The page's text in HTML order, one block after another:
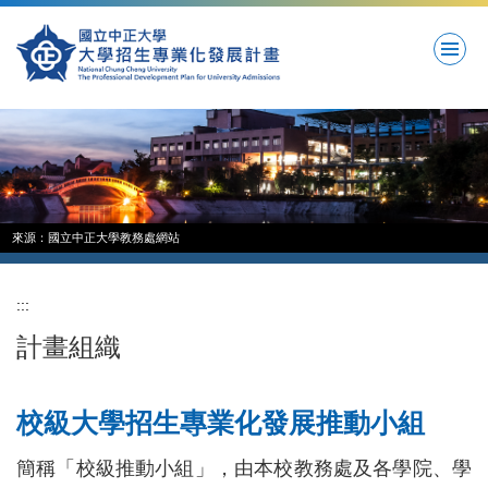
主
內
容
區
來源：國立中正大學教務處網站
:::
計畫組織
校級大學招生專業化發展推動小組
簡稱「校級推動小組」，由本校教務處及各學院、學